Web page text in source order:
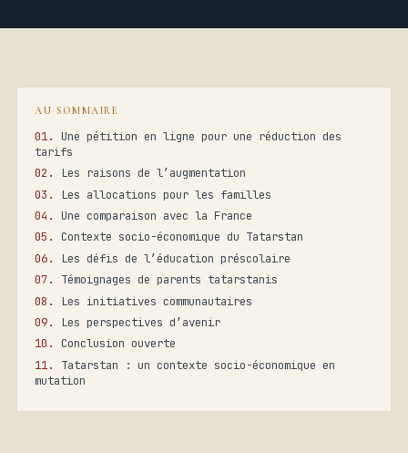
AU SOMMAIRE
Une pétition en ligne pour une réduction des
tarifs
Les raisons de l’augmentation
Les allocations pour les familles
Une comparaison avec la France
Contexte socio-économique du Tatarstan
Les défis de l’éducation préscolaire
Témoignages de parents tatarstanis
Les initiatives communautaires
Les perspectives d’avenir
Conclusion ouverte
Tatarstan : un contexte socio-économique en
mutation